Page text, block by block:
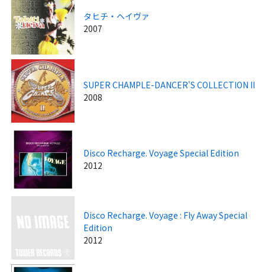
タヒチ・ヘイヴァ
2007
SUPER CHAMPLE-DANCER'S COLLECTION II
2008
Disco Recharge. Voyage Special Edition
2012
Disco Recharge. Voyage : Fly Away Special
Edition
2012